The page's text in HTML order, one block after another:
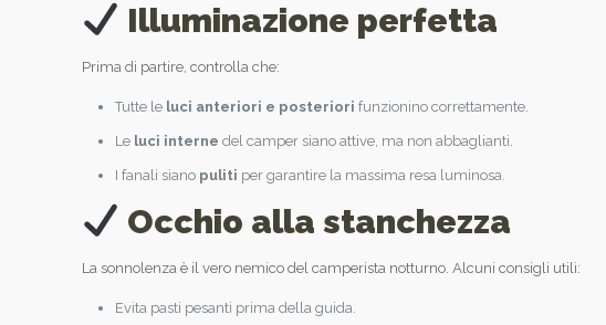
Illuminazione perfetta
Prima di partire, controlla che:
Tutte le luci anteriori e posteriori funzionino correttamente.
Le luci interne del camper siano attive, ma non abbaglianti.
I fanali siano puliti per garantire la massima resa luminosa.
Occhio alla stanchezza
La sonnolenza è il vero nemico del camperista notturno. Alcuni consigli utili:
Evita pasti pesanti prima della guida.